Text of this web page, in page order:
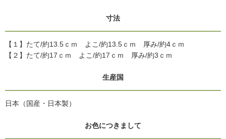
寸法
【１】たて/約13.5ｃｍ よこ/約13.5ｃｍ 厚み/約4ｃｍ
【２】たて/約17ｃｍ よこ/約17ｃｍ 厚み/約3ｃｍ
生産国
日本（国産・日本製）
お色につきまして